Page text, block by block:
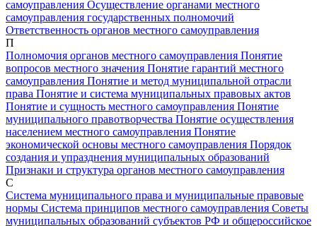
самоуправления Осуществление органами местного
самоуправления государственных полномочий
Ответственность органов местного самоуправления
П
Полномочия органов местного самоуправления Понятие
вопросов местного значения Понятие гарантий местного
самоуправления Понятие и метод муниципальной отрасли
права Понятие и система муниципальных правовых актов
Понятие и сущность местного самоуправления Понятие
муниципального правотворчества Понятие осуществления
населением местного самоуправления Понятие
экономической основы местного самоуправления Порядок
создания и упразднения муниципальных образований
Признаки и структура органов местного самоуправления
С
Система муниципального права и муниципальные правовые
нормы Система принципов местного самоуправления Советы
муниципальных образований субъектов РФ и общероссийское